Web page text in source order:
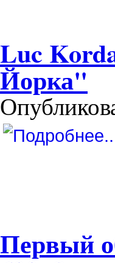
Luc
Йорка"
Первый